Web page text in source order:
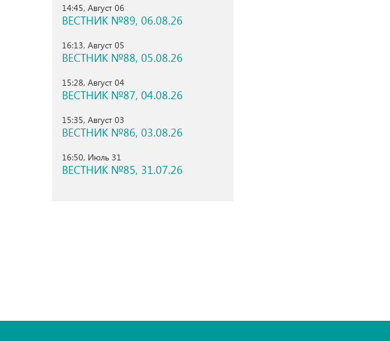
14:45, Август 06
ВЕСТНИК №89, 06.08.26
16:13, Август 05
ВЕСТНИК №88, 05.08.26
15:28, Август 04
ВЕСТНИК №87, 04.08.26
15:35, Август 03
ВЕСТНИК №86, 03.08.26
16:50, Июль 31
ВЕСТНИК №85, 31.07.26